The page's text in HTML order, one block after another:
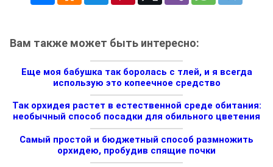
Вам также может быть интересно:
Еще моя бабушка так боролась с тлей, и я всегда
использую это копеечное средство
Так орхидея растет в естественной среде обитания:
необычный способ посадки для обильного цветения
Самый простой и бюджетный способ размножить
орхидею, пробудив спящие почки